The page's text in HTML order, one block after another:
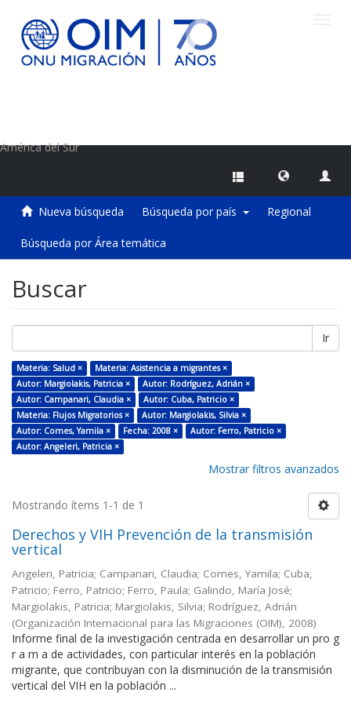
América del Sur
Nueva búsqueda Búsqueda por país Regional
Búsqueda por Área temática
Buscar
Ir
Materia: Salud ×
Materia: Asistencia a migrantes ×
Autor: Margiolakis, Patricia ×
Autor: Rodríguez, Adrián ×
Autor: Campanari, Claudia ×
Autor: Cuba, Patricio ×
Materia: Flujos Migratorios ×
Autor: Margiolakis, Silvia ×
Autor: Comes, Yamila ×
Fecha: 2008 ×
Autor: Ferro, Patricio ×
Autor: Angeleri, Patricia ×
Mostrar filtros avanzados
Mostrando ítems 1-1 de 1
Derechos y VIH Prevención de la transmisión
vertical
Angeleri, Patricia; Campanari, Claudia; Comes, Yamila; Cuba,
Patricio; Ferro, Patricio; Ferro, Paula; Galindo, María José;
Margiolakis, Patricia; Margiolakis, Silvia; Rodríguez, Adrián
(Organización Internacional para las Migraciones (OIM), 2008)
Informe final de la investigación centrada en desarrollar un pro g
r a m a de actividades, con particular interés en la población
migrante, que contribuyan con la disminución de la transmisión
vertical del VIH en la población ...